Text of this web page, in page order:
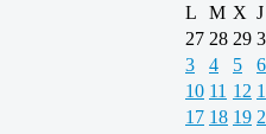
L
M X J
27 28 29
3
4 5 6
10 11 12
17 18 19